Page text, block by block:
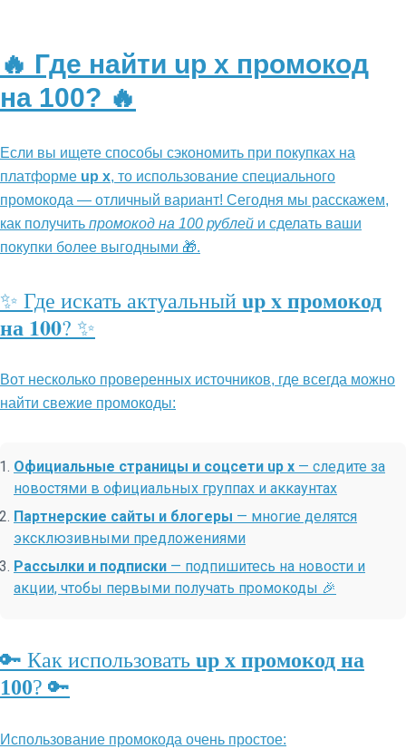
🔥 Где найти up x промокод
на 100? 🔥
Если вы ищете способы сэкономить при покупках на
платформе up x, то использование специального
промокода — отличный вариант! Сегодня мы расскажем,
как получить промокод на 100 рублей и сделать ваши
покупки более выгодными 🎁.
✨ Где искать актуальныйup x промокод
на 100? ✨
Вот несколько проверенных источников, где всегда можно
найти свежие промокоды:
Официальные страницы и соцсети up x — следите за
новостями в официальных группах и аккаунтах
Партнерские сайты и блогеры — многие делятся
эксклюзивными предложениями
Рассылки и подписки — подпишитесь на новости и
акции, чтобы первыми получать промокоды 🎉
🔑 Как использовать up x промокод на
100? 🔑
Использование промокода очень простое: